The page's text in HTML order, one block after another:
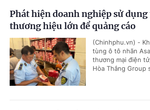
Phát hiện doanh nghiệp sử
thương hiệu lớn để quảng cáo
(Chinhphu.vn) -
tùng ô tô nhãn
thương mại điện
Hòa Thắng Group